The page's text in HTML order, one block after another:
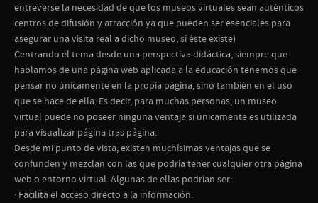
entreverse la necesidad de que los museos virtuales sean auténticos
centros de difusión y atracción ya que pueden ser esenciales para
asegurar una visita real a dicho museo, si éste existe)
Centrando el tema desde una perspectiva didáctica, siempre que
hablamos de una página web aplicada a la educación tenemos que
pensar no únicamente en la propia página, sino también en el uso
que se hace de ella. Es decir, para muchas personas, un museo
virtual puede no poseer ninguna ventaja si únicamente es utilizada
para visualizar página tras página.
Desde mi punto de vista, existen muchísimas ventajas que se
confunden y mezclan con las que podría tener cualquier otra página
web o entorno virtual. Algunas de ellas podrían ser:
· Facilita el acceso directo a la información.